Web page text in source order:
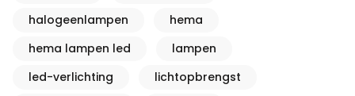
halogeenlampen
hema
hema lampen led
lampen
led-verlichting
lichtopbrengst